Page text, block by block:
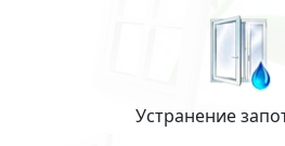
Устранение